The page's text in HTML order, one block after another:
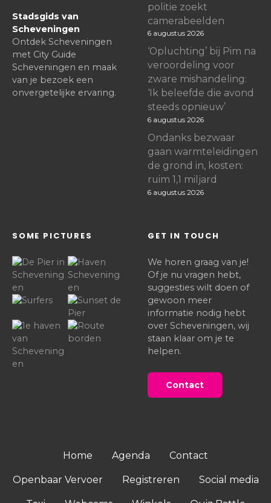
Stadsgids van
Scheveningen
Ontdek Scheveningen
met City Guide
Scheveningen en maak
van je bezoek een
onvergetelijke ervaring.
politie zoekt
camerabeelden
6 augustus 2026
‘Opluchting’ bij Pim na
veroordeling voor
zware mishandeling:
‘Ik beleefde die avond
steeds opnieuw’
6 augustus 2026
Ondanks bezwaar
gaan warmteleidingen
de grond in, kosten:
ruim 1,1 miljard
6 augustus 2026
SOME PICTURES GET IN TOUCH
We horen graag van je!
Of je nu vragen hebt,
suggesties wilt doen of
gewoon meer
informatie nodig hebt
over Scheveningen, wij
staan klaar om je te
helpen.
Contact
Home Agenda Contact
Openbaar Vervoer Registreren Social media